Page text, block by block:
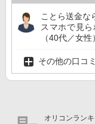
ことら送金な
スマホで見ら
（40代／女性
その他の口コ
オリコンラン